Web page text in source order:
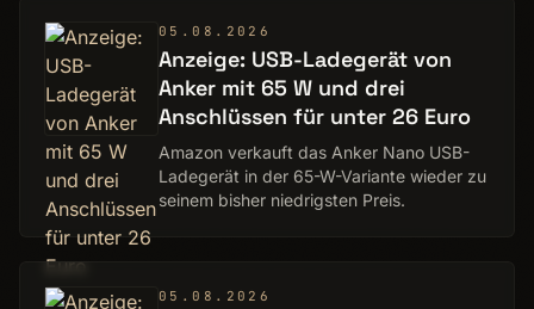
05.08.2026
Anzeige: USB-Ladegerät von
Anker mit 65 W und drei
Anschlüssen für unter 26 Euro
Amazon verkauft das Anker Nano USB-
Ladegerät in der 65-W-Variante wieder zu
seinem bisher niedrigsten Preis.
05.08.2026